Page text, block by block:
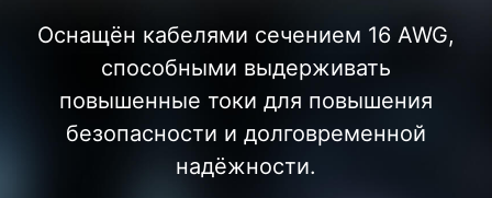
Оснащён кабелями сечением 16 AWG,
способными выдерживать
повышенные токи для повышения
безопасности и долговременной
надёжности.